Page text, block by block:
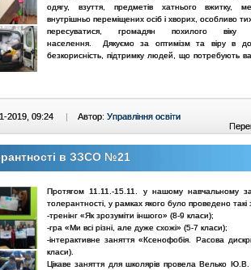
одягу, взуття, предметів хатнього вжитку,
внутрішньо переміщених осіб і хворих, особливо
пересуватися, громадян похилого
населення.
Дякуємо за оптимізм та віру в
безкорисність, підтримку людей, що потребують
2019, 09:24 | Автор: Управління освіти
в ЗЗСО №21
Протягом 11.11.-15.11. у нашому навчальному
толерантності, у рамках якого було проведено такі
-тренінг «Як зрозуміти іншого» (8-9 класи);
-гра «Ми всі різні, але дуже схожі» (5-7 класи);
-інтерактивне заняття «Ксенофобія. Расова
класи).
Цікаве заняття для школярів провела Велько